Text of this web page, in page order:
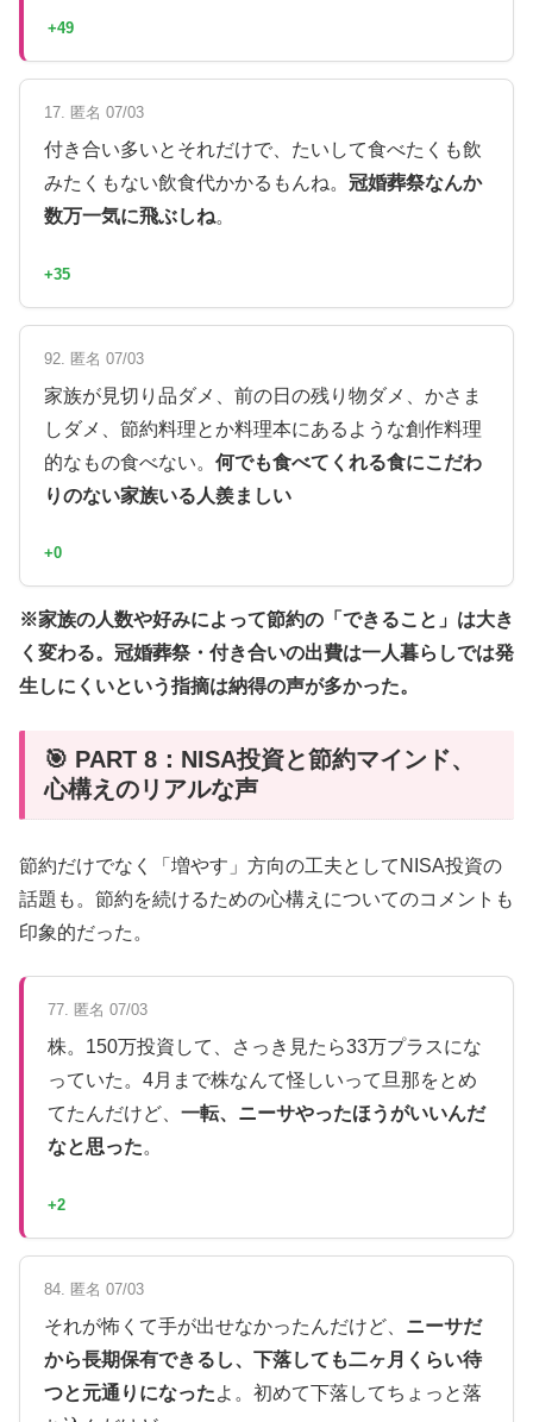
+49
17. 匿名 07/03
付き合い多いとそれだけで、たいして食べたくも飲
みたくもない飲食代かかるもんね。 冠婚葬祭なんか
数万一気に飛ぶしね。
+35
92. 匿名 07/03
家族が見切り品ダメ、前の日の残り物ダメ、かさま
しダメ、節約料理とか料理本にあるような創作料理
的なもの食べない。 何でも食べてくれる食にこだわ
りのない家族いる人羨ましい
+0
※家族の人数や好みによって節約の「できること」は大き
く変わる。冠婚葬祭・付き合いの出費は一人暮らしでは発
生しにくいという指摘は納得の声が多かった。
🎯 PART 8：NISA投資と節約マインド、
心構えのリアルな声
節約だけでなく「増やす」方向の工夫としてNISA投資の
話題も。節約を続けるための心構えについてのコメントも
印象的だった。
77. 匿名 07/03
株。150万投資して、さっき見たら33万プラスにな
っていた。4月まで株なんて怪しいって旦那をとめ
てたんだけど、 一転、ニーサやったほうがいいんだ
なと思った。
+2
84. 匿名 07/03
それが怖くて手が出せなかったんだけど、 ニーサだ
から長期保有できるし、下落しても二ヶ月くらい待
つと元通りになったよ。初めて下落してちょっと落